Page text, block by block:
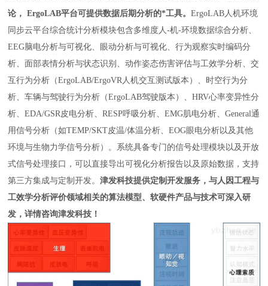
论， ErgoLAB平台可提供数据后期分析的*工具。ErgoLAB人机环境
同步云平台综合统计分析模块包含多维度人-机-环境数据综合分析、
EEG脑电分析与可视化、眼动分析与可视化、行为观察实时编码分
析、面部表情分析与状态识别、动作姿态伤害评估与工效学分析、交
互行为分析（ErgoLAB/ErgoVR人机交互测试版本）、时空行为分
析、车辆与驾驶行为分析（ErgoLAB驾驶版本）、HRV心率变异性分
析、EDA/GSR皮电分析、RESP呼吸分析、EMG肌电分析、General通
用信号分析（如TEMP/SKT皮温/体温分析、EOG眼电分析以及其他
环境与生物力学信号分析）。系统具备专门的信号处理模块以及开放
式信号处理接口，可以直接导出可视化分析报告以及原始数据，支持
第三方集成与定制开发。津发科技提供定制开发服务，与人因工程与
工效学分析评价领域相关的算法模型、软硬件产品与技术可深入研
发，详情咨询津发科技！